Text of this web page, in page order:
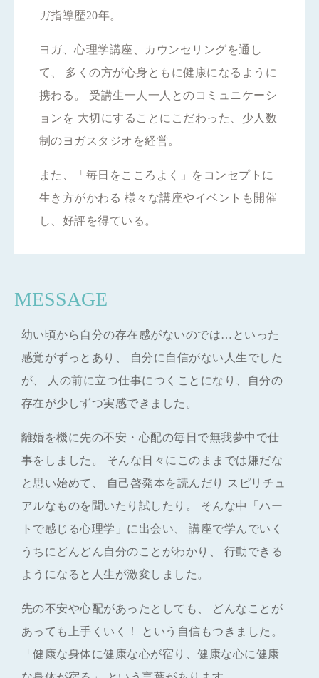
ガ指導歴20年。
ヨガ、心理学講座、カウンセリングを通し
て、 多くの方が心身ともに健康になるように
携わる。 受講生一人一人とのコミュニケーシ
ョンを 大切にすることにこだわった、少人数
制のヨガスタジオを経営。
また、「毎日をこころよく」をコンセプトに
生き方がかわる 様々な講座やイベントも開催
し、好評を得ている。
MESSAGE
幼い頃から自分の存在感がないのでは…といった
感覚がずっとあり、 自分に自信がない人生でした
が、 人の前に立つ仕事につくことになり、自分の
存在が少しずつ実感できました。
離婚を機に先の不安・心配の毎日で無我夢中で仕
事をしました。 そんな日々にこのままでは嫌だな
と思い始めて、 自己啓発本を読んだり スピリチュ
アルなものを聞いたり試したり。 そんな中「ハー
トで感じる心理学」に出会い、 講座で学んでいく
うちにどんどん自分のことがわかり、 行動できる
ようになると人生が激変しました。
先の不安や心配があったとしても、 どんなことが
あっても上手くいく！ という自信もつきました。
「健康な身体に健康な心が宿り、健康な心に健康